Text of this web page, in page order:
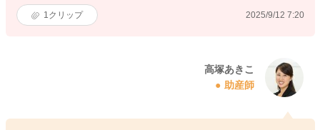
1 クリップ 2025/9/12 7:20
高塚あきこ
助産師